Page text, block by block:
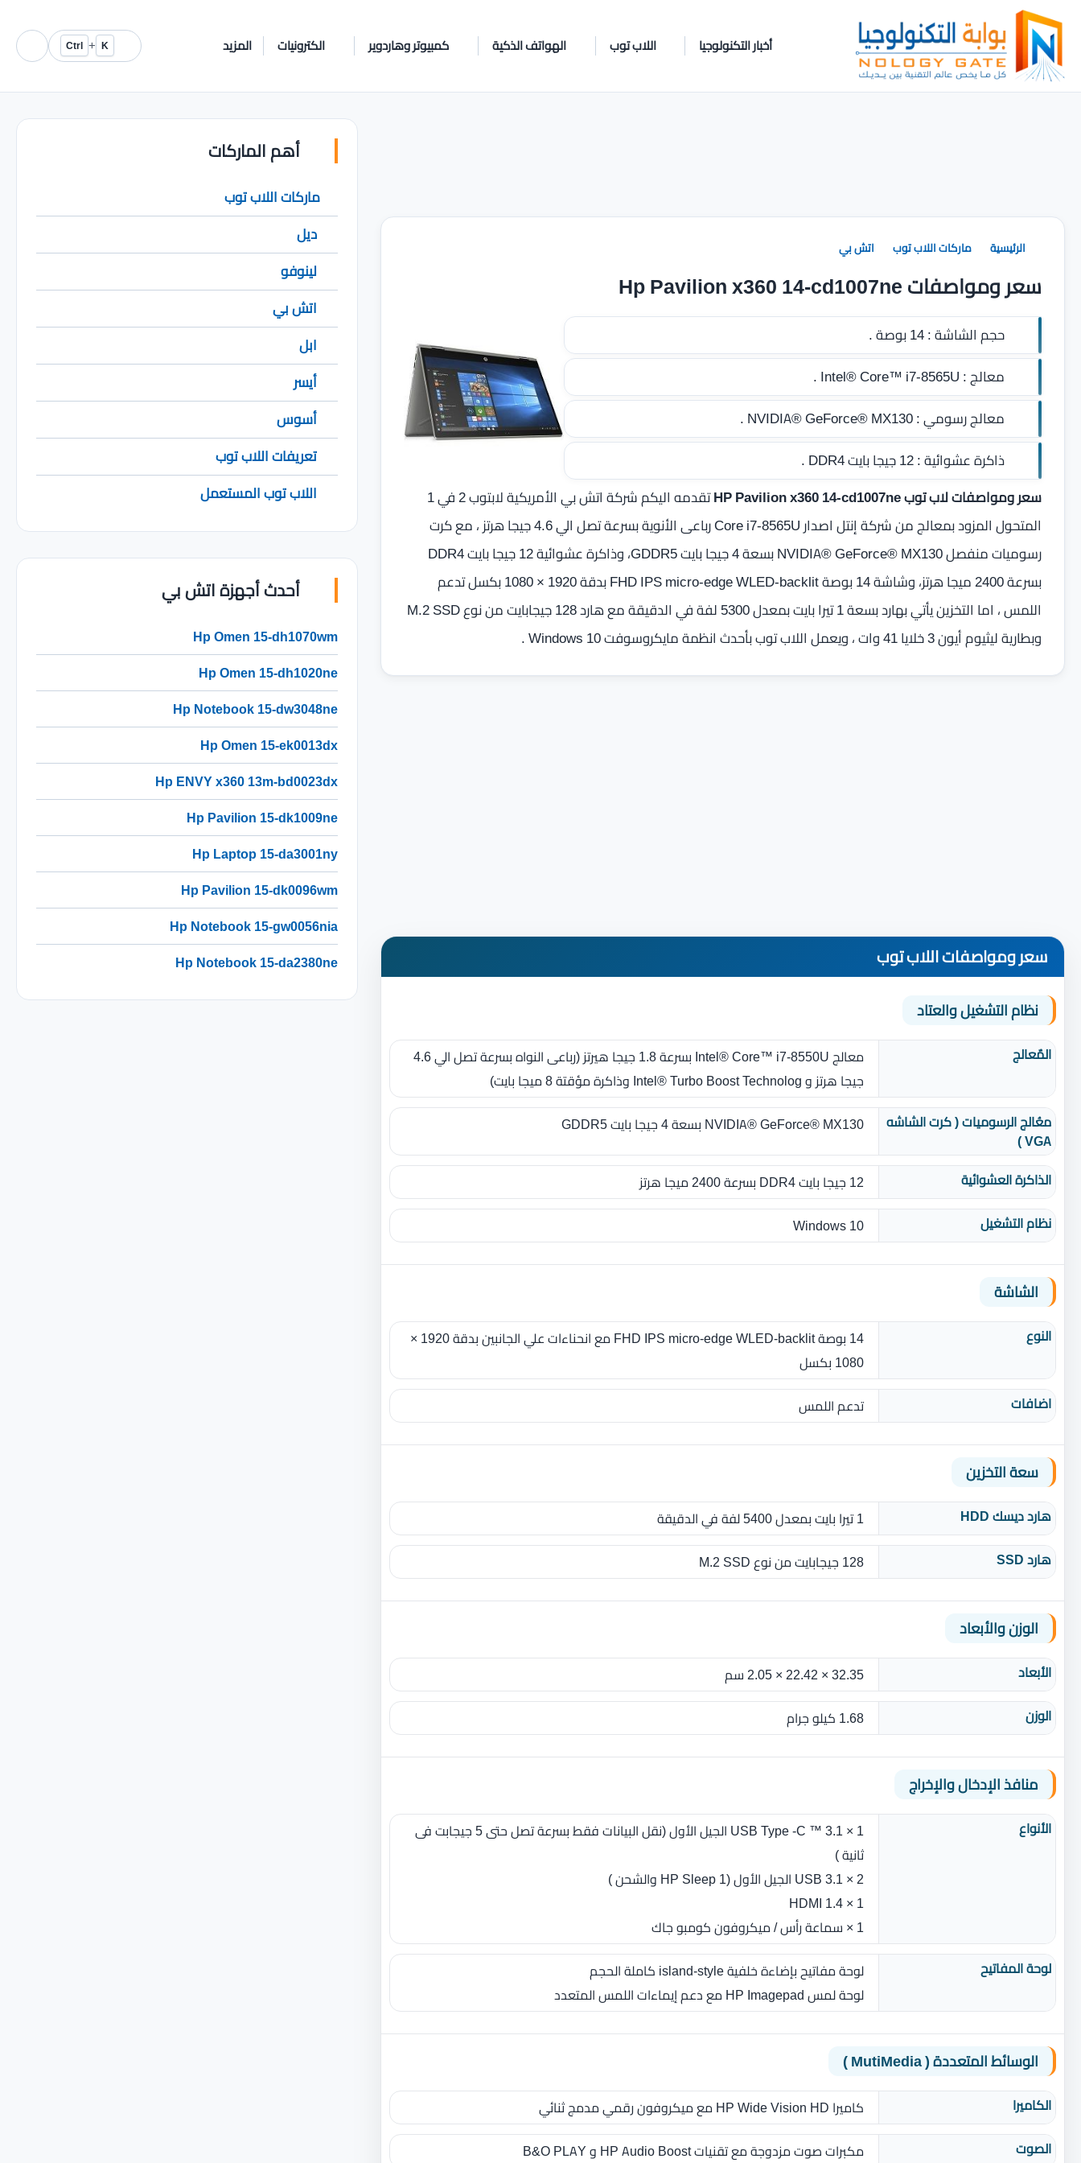
أخبار التكنولوجيا اللاب توب الهواتف الذكية كمبيوتر وهاردوير الكترونيات المزيد K
+
Ctrl
الرئيسية ماركات اللاب توب اتش بي
سعر ومواصفات Hp Pavilion x360 14-cd1007ne
حجم الشاشة :14 بوصة .
معالج :Intel® Core™ i7-8565U .
معالج رسومي :NVIDIA® GeForce® MX130 .
ذاكرة عشوائية :12 جيجا بايت DDR4‏
.
سعر ومواصفات لاب توب HP Pavilion x360 14-cd1007ne
تقدمه اليكم شركة اتش بي الأمريكية لابتوب 2 في 1
المتحول المزود بمعالج من شركة إنتل اصدار Core i7-8565U رباعى الأنوية بسرعة تصل الي 4.6 جيجا هرتز ، مع كرت
رسوميات منفصل NVIDIA® GeForce® MX130 بسعة 4 جيجا بايت GDDR5، وذاكرة عشوائية 12 جيجا بايت DDR4
بسرعة 2400 ميجا هرتز، وشاشة 14 بوصة FHD IPS micro-edge WLED-backlit بدقة 1920 × 1080 بكسل‎‎ تدعم
اللمس ، اما التخزين يأتي بهارد بسعة 1 تيرا بايت بمعدل 5300 لفة في الدقيقة مع هارد 128 جيجابايت من نوع M.2 SSD
وبطارية ليثيوم أيون 3 خلايا 41 وات ، ويعمل اللاب توب بأحدث انظمة مايكروسوفت Windows 10 .
سعر ومواصفات اللاب توب
نظام التشغيل والعتاد
المٌعالج
معالج Intel® Core™ i7-8550U بسرعة 1.8 جيجا هيرتز (رباعى النواه بسرعة تصل الي 4.6
جيجا هرتز و Intel® Turbo Boost Technolog وذاكرة مؤقتة 8 ميجا بايت)
معُالج الرسوميات ( كرت الشاشه
VGA )
NVIDIA® GeForce® MX130 بسعة 4 جيجا بايت GDDR5
الذاكرة العشوائية
12 جيجا بايت DDR4 بسرعة 2400 ميجا هرتز
نظام التشغيل
Windows 10
الشاشة
النوع
14 بوصة FHD IPS micro-edge WLED-backlit مع انحناءات علي الجانبين بدقة 1920 ×
1080 بكسل‎
اضافات
تدعم اللمس
سعة التخزين
هارد ديسك HDD
1 تيرا بايت بمعدل 5400 لفة في الدقيقة
هارد SSD
128 جيجابايت من نوع M.2 SSD
الوزن والأبعاد
الأبعاد
32.35 × 22.42 × 2.05 سم
الوزن
1.68 كيلو جرام
منافذ الإدخال والإخراج
الأنواع
1 × USB Type -C ™ 3.1 الجيل الأول (نقل البيانات فقط بسرعة تصل حتى 5 جيجابت فى
ثانية )
2 × USB 3.1 الجيل الأول (1 HP Sleep والشحن )
1 × HDMI 1.4
1 × سماعة رأس / ميكروفون كومبو جاك
لوحة المفاتيح
لوحة مفاتيح بإضاءة خلفية island‎-style كاملة الحجم
لوحة لمس HP Imagepad مع دعم إيماءات اللمس المتعدد
الوسائط المتعددة ( MutiMedia )
الكاميرا
كاميرا HP Wide Vision HD مع ميكروفون رقمي مدمج ثنائي
الصوت
مكبرات صوت مزدوجة مع تقنيات HP Audio Boost و B&O PLAY
أهم الماركات
ماركات اللاب توب
ديل
لينوفو
اتش بي
ابل
أيسر
أسوس
تعريفات اللاب توب
اللاب توب المستعمل
أحدث أجهزة اتش بي
Hp Omen 15-dh1070wm
Hp Omen 15-dh1020ne
Hp Notebook 15-dw3048ne
Hp Omen 15-ek0013dx
Hp ENVY x360 13m-bd0023dx
Hp Pavilion 15-dk1009ne
Hp Laptop 15-da3001ny
Hp Pavilion 15-dk0096wm
Hp Notebook 15-gw0056nia
Hp Notebook 15-da2380ne